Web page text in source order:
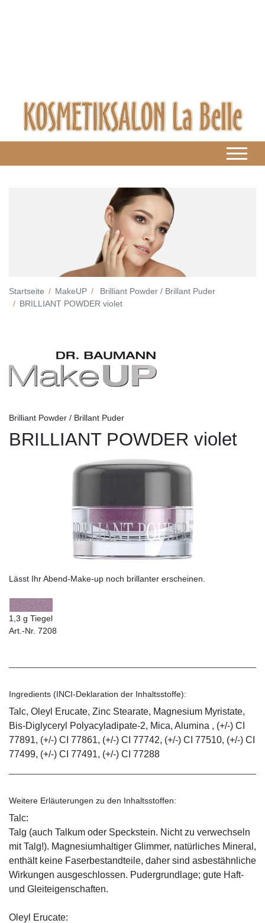
Startseite MakeUP
Brilliant Powder / Brillant Puder
BRILLIANT POWDER violet
Brilliant Powder / Brillant Puder
BRILLIANT POWDER violet
Lässt Ihr Abend-Make-up noch brillanter erscheinen.
1,3 g Tiegel
Art.-Nr. 7208
Ingredients (INCI-Deklaration der Inhaltsstoffe):
Talc, Oleyl Erucate, Zinc Stearate, Magnesium Myristate,
Bis-Diglyceryl Polyacyladipate-2, Mica, Alumina , (+/-) CI
77891, (+/-) CI 77861, (+/-) CI 77742, (+/-) CI 77510, (+/-) CI
77499, (+/-) CI 77491, (+/-) CI 77288
Weitere Erläuterungen zu den Inhaltsstoffen:
Talc:
Talg (auch Talkum oder Speckstein. Nicht zu verwechseln
mit Talg!). Magnesiumhaltiger Glimmer, natürliches Mineral,
enthält keine Faserbestandteile, daher sind asbestähnliche
Wirkungen ausgeschlossen. Pudergrundlage; gute Haft-
und Gleiteigenschaften.
Oleyl Erucate: